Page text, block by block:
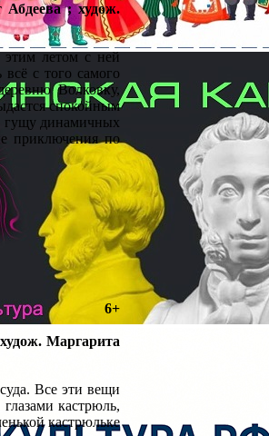
; худож.
этим летом с ней
с того самого
Волковку,
спокойным
гущу динамичных
приключения по
6+
Маргарита
Все эти вещи
кастрюль,
кастрюльке